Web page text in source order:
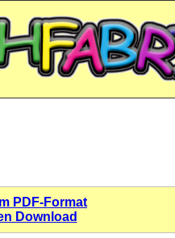
PDF-Format
Download